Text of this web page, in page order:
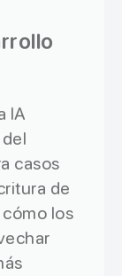
IA
casos
de
los